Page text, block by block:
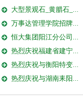
大型景观石_黄腊石_...
万事达管理学院招牌...
恒大集团阳江分公司...
热烈庆祝福建省建宁...
热烈庆祝与衡阳特变...
热烈庆祝与湖南耒阳...